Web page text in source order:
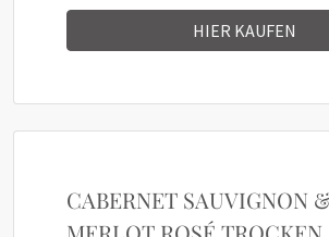
HIER KAUFEN
CABERNET SAUVIGNON